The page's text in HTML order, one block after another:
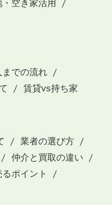
・空き家活用
までの流れ
賃貸vs持ち家
業者の選び方
仲介と買取の違い
ポイント